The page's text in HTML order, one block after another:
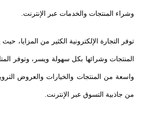
وشراء المنتجات والخدمات عبر الإنترنت.
توفر التجارة الإلكترونية الكثير من المزايا،
المنتجات وشرائها بكل سهولة ويسر، وتوفر
واسعة من المنتجات والخيارات والعروض
من جاذبية التسوق عبر الإنترنت.